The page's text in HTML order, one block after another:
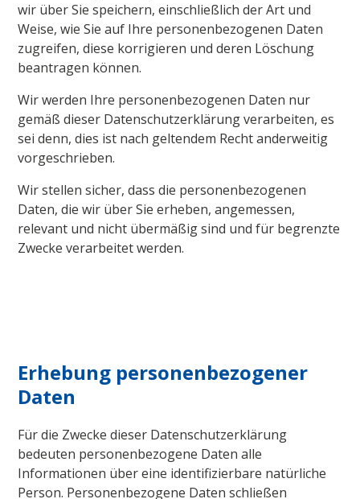
wir über Sie speichern, einschließlich der Art und
Weise, wie Sie auf Ihre personenbezogenen Daten
zugreifen, diese korrigieren und deren Löschung
beantragen können.
Wir werden Ihre personenbezogenen Daten nur
gemäß dieser Datenschutzerklärung verarbeiten, es
sei denn, dies ist nach geltendem Recht anderweitig
vorgeschrieben.
Wir stellen sicher, dass die personenbezogenen
Daten, die wir über Sie erheben, angemessen,
relevant und nicht übermäßig sind und für begrenzte
Zwecke verarbeitet werden.
Erhebung personenbezogener
Daten
Für die Zwecke dieser Datenschutzerklärung
bedeuten personenbezogene Daten alle
Informationen über eine identifizierbare natürliche
Person. Personenbezogene Daten schließen